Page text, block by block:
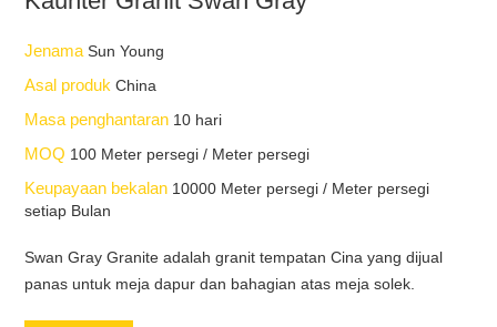
JenamaSun Young
Asal produkChina
Masa penghantaran 10 hari
MOQ 100 Meter persegi / Meter persegi
Keupayaan bekalan 10000 Meter persegi / Meter persegi
setiap Bulan
Swan Gray Granite adalah granit tempatan Cina yang dijual
panas untuk meja dapur dan bahagian atas meja solek.